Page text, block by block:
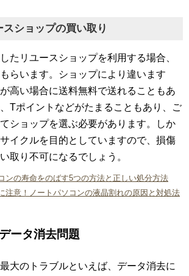
ショップの買い取り
たリユースショップを利用する場合、
らいます。ショップにより違います
高い場合に送料無料で送れることもあ
Tポイントなどがたまることもあり、ご
ショップを選ぶ必要があります。しか
イクルを目的としていますので、損傷
取り不可になるでしょう。
ンの寿命をのばす5つの方法と正しい処分方法
注意！ノートパソコンの液晶割れの原因と対処法
ータ消去問題
大のトラブルといえば、データ消去に